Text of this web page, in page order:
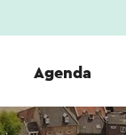
Agenda